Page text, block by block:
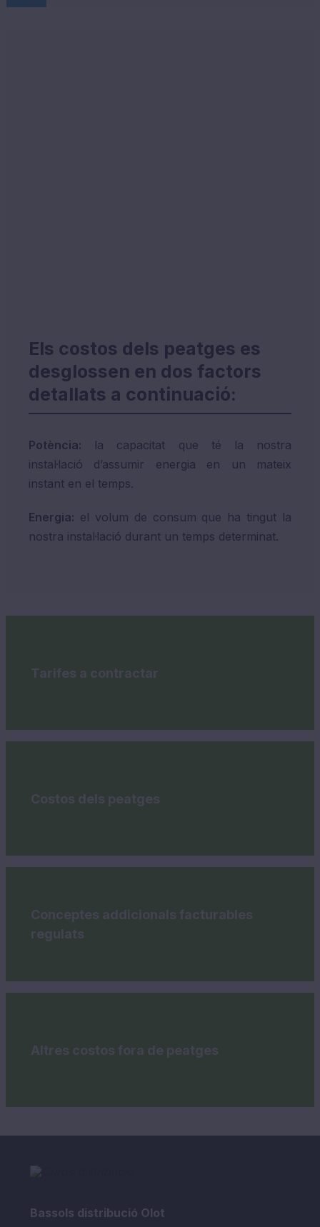
Els costos dels peatges es
desglossen en dos factors
detallats a continuació:
Potència: la capacitat que té la nostra
instal·lació d’assumir energia en un mateix
instant en el temps.
Energia: el volum de consum que ha tingut la
nostra instal·lació durant un temps determinat.
Tarifes a contractar
Costos dels peatges
Conceptes addicionals facturables
regulats
Altres costos fora de peatges
Bassols distribució Olot